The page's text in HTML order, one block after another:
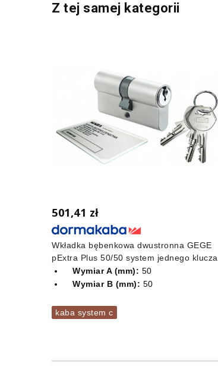
Z tej samej kategorii
501,41 zł
Wkładka bębenkowa dwustronna GEGE
pExtra Plus 50/50 system jednego klucza
Wymiar A (mm): 50
Wymiar B (mm): 50
kaba system c